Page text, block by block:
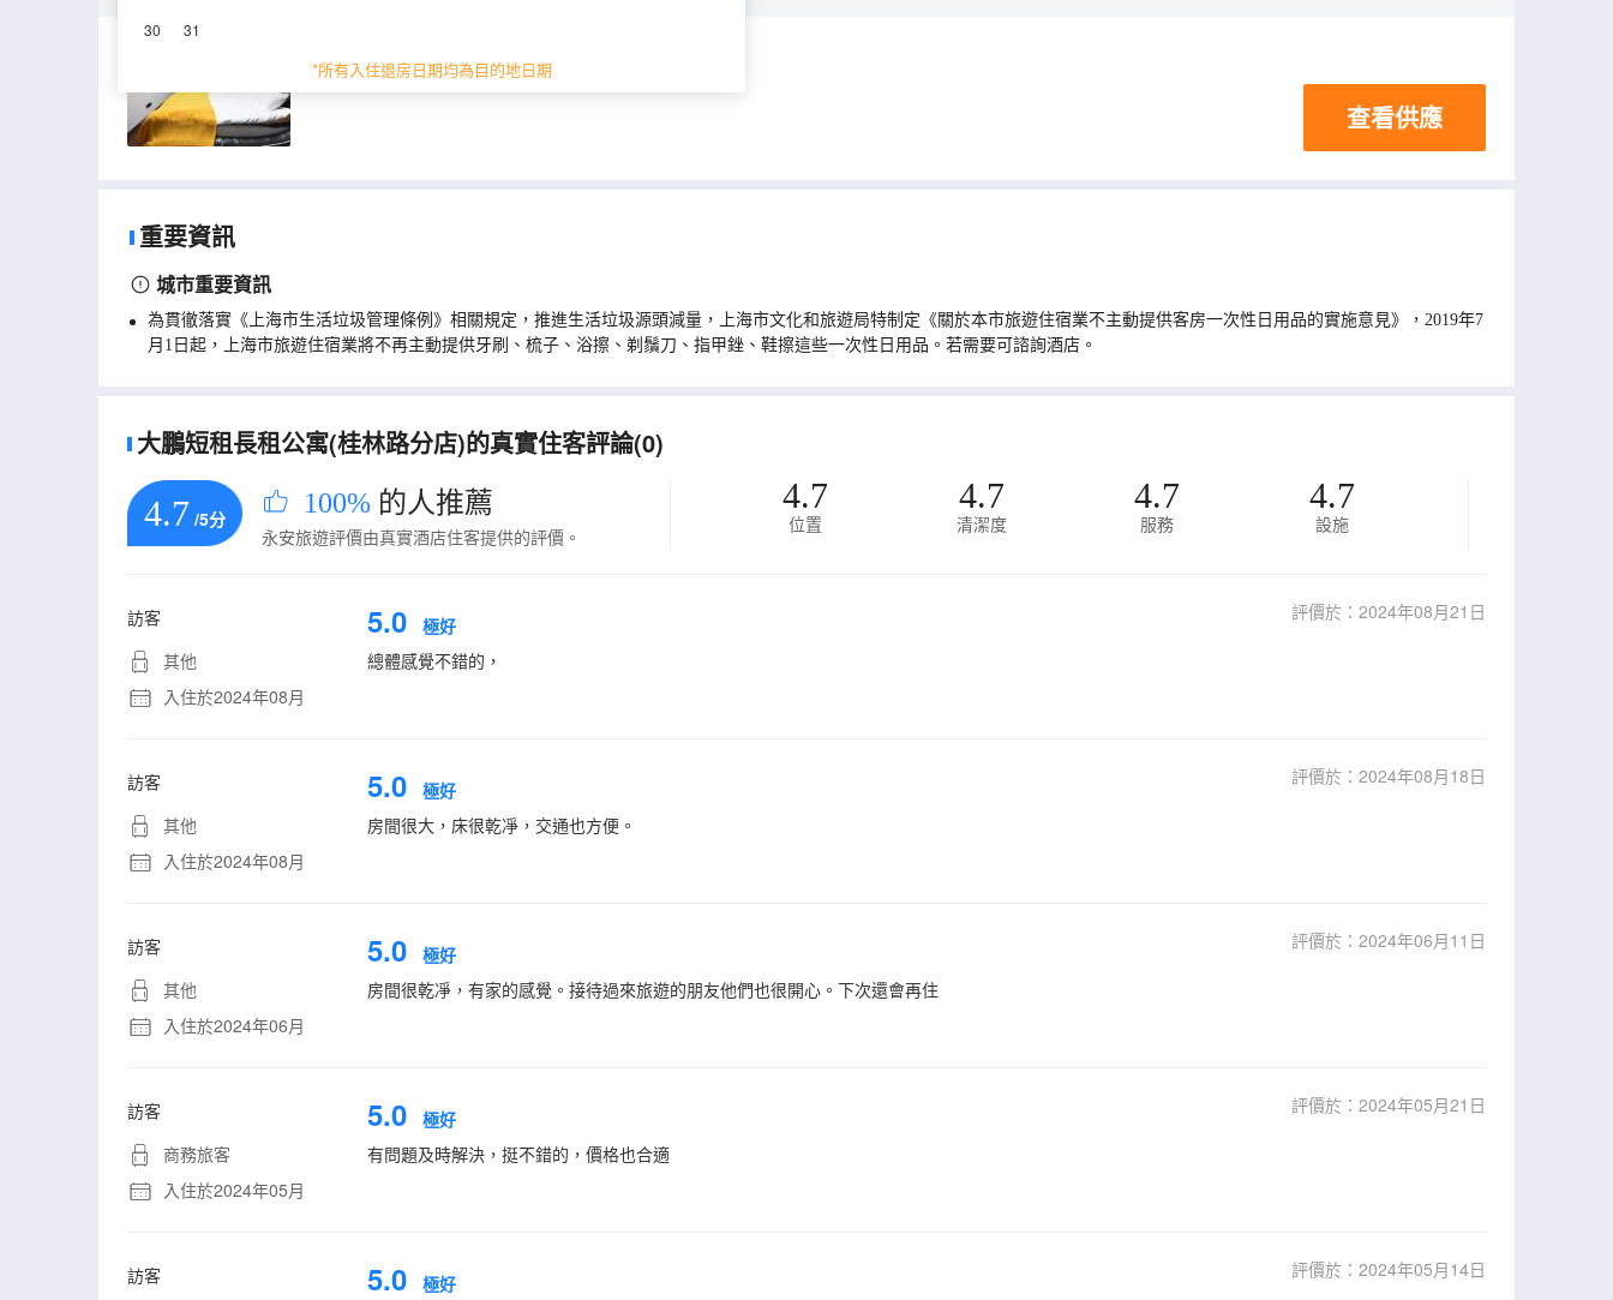
30 31
*所有入住退房日期均為目的地日期
124㎡
查看供應
重要資訊
城市重要資訊
為貫徹落實《上海市生活垃圾管理條例》相關規定，推進生活垃圾源頭減量，上海市文化和旅遊局特制定《關於本市旅遊住宿業不主動提供客房一次性日用品的實施意見》，2019年7
月1日起，上海市旅遊住宿業將不再主動提供牙刷、梳子、浴擦、剃鬚刀、指甲銼、鞋擦這些一次性日用品。若需要可諮詢酒店。
大鵬短租長租公寓(桂林路分店)的真實住客評論(0)
4.7 /5分 100% 的人推薦
永安旅遊評價由真實酒店住客提供的評價。
4.7
位置
4.7
清潔度
4.7
服務
4.7
設施
訪客
其他
入住於2024年08月
5.0 極好
評價於：2024年08月21日
總體感覺不錯的，
訪客
其他
入住於2024年08月
5.0 極好
評價於：2024年08月18日
房間很大，床很乾凈，交通也方便。
訪客
其他
入住於2024年06月
5.0 極好
評價於：2024年06月11日
房間很乾凈，有家的感覺。接待過來旅遊的朋友他們也很開心。下次還會再住
訪客
商務旅客
入住於2024年05月
5.0 極好
評價於：2024年05月21日
有問題及時解決，挺不錯的，價格也合適
訪客
5.0 極好
評價於：2024年05月14日